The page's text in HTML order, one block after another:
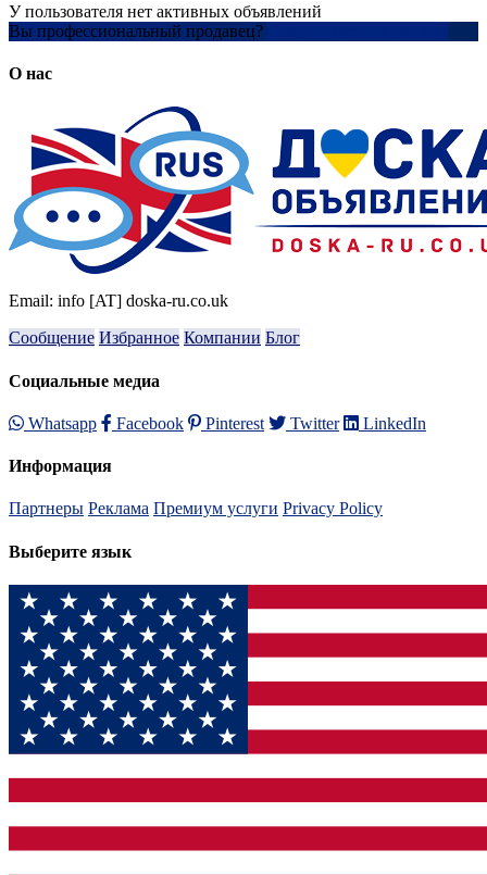
У пользователя нет активных объявлений
Вы профессиональный продавец?
О нас
Email: info [AT] doska-ru.co.uk
Сообщение Избранное Компании Блог
Социальные медиа
Whatsapp Facebook Pinterest Twitter LinkedIn
Информация
Партнеры Реклама Премиум услуги Privacy Policy
Выберите язык